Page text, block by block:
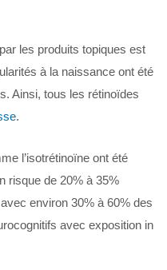
les produits topiques est
à la naissance ont été
Ainsi, tous les rétinoïdes
.
l’isotrétinoïne ont été
risque de 20% à 35%
environ 30% à 60% des
avec exposition in